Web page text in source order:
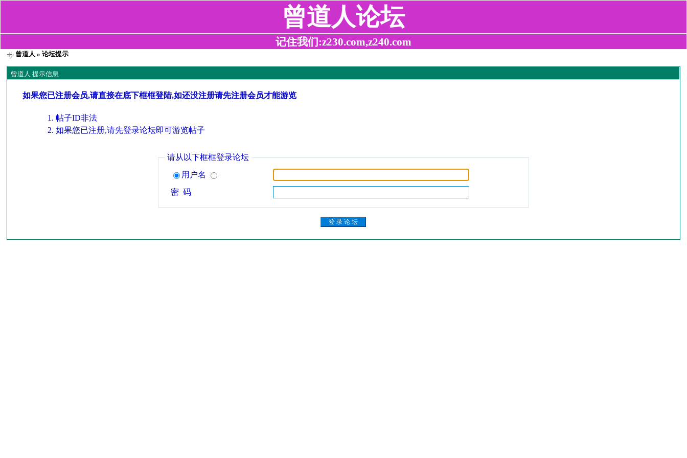
曾道人论坛
记住我们:z230.com,z240.com
曾道人 » 论坛提示
曾道人 提示信息
如果您已注册会员,请直接在底下框框登陆,如还没注册请先注册会员才能游览
帖子ID非法
如果您已注册,请先登录论坛即可游览帖子
请从以下框框登录论坛
用户名
密 码